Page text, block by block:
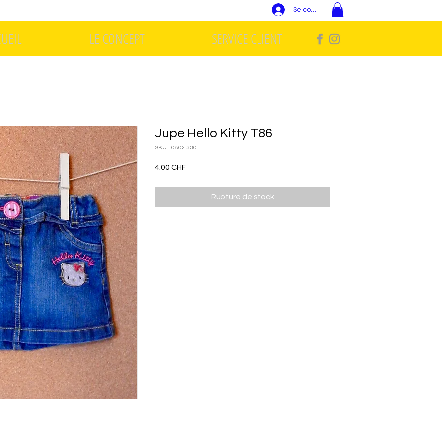
Se connecter
LE CONCEPT SERVICE CLIENT
Jupe Hello Kitty T86
SKU : 0802.330
4.00 CHFPrix
Rupture de stock